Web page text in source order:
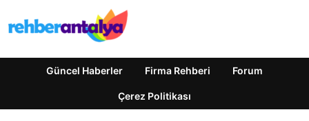
Güncel Haberler Firma Rehberi Forum
Çerez Politikası